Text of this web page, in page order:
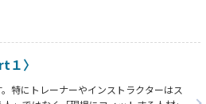
〉
特にトレーナーやインストラクターはス